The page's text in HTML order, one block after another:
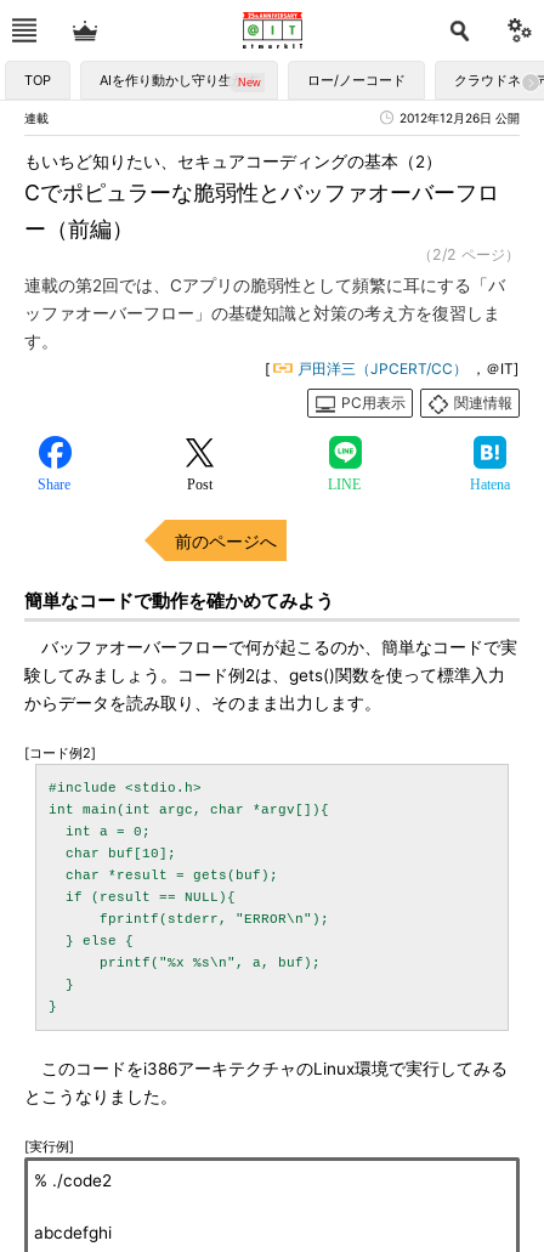
TOP AIを作り動かし守り生かす ロー/ノーコード クラウドネイ
連載 2012年12月26日 公開
Cでポピュラーな脆弱性とバッファオーバーフロ
ー（前編）
もいちど知りたい、セキュアコーディングの基本（2）
（2/2 ページ）
連載の第2回では、Cアプリの脆弱性として頻繁に耳にする「バ
ッファオーバーフロー」の基礎知識と対策の考え方を復習しま
す。
[ 戸田洋三（JPCERT/CC）
，＠IT]
PC用表示
関連情報
Share Post LINE Hatena
前のページへ
簡単なコードで動作を確かめてみよう
バッファオーバーフローで何が起こるのか、簡単なコードで実
験してみましょう。コード例2は、gets()関数を使って標準入力
からデータを読み取り、そのまま出力します。
[コード例2]
#include <stdio.h>
int main(int argc, char *argv[]){
  int a = 0;
  char buf[10];
  char *result = gets(buf);
  if (result == NULL){
      fprintf(stderr, "ERROR\n");
  } else {
      printf("%x %s\n", a, buf);
  }
このコードをi386アーキテクチャのLinux環境で実行してみる
とこうなりました。
[実行例]
% ./code2
abcdefghi